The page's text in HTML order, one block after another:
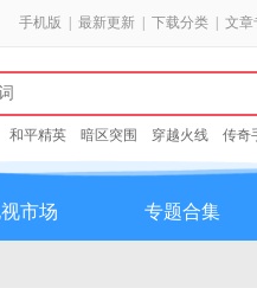
手机版 最新更新 下载分类 文章
和平精英 暗区突围 穿越火线 传奇
市场 专题合集